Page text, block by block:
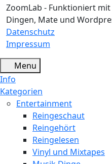
ZoomLab - Funktioniert
Dingen, Mate und
Datenschutz
Impressum
Menu
Info
Kategorien
Entertainment
Reingeschaut
Reingehört
Reingelesen
Vinyl und Mixtapes